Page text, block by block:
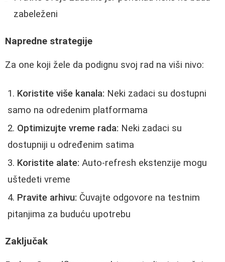
zabeleženi
Napredne strategije
Za one koji žele da podignu svoj rad na viši nivo:
Koristite više kanala: Neki zadaci su dostupni
samo na odredenim platformama
Optimizujte vreme rada: Neki zadaci su
dostupniji u određenim satima
Koristite alate: Auto-refresh ekstenzije mogu
uštedeti vreme
Pravite arhivu: Čuvajte odgovore na testnim
pitanjima za buduću upotrebu
Zaključak